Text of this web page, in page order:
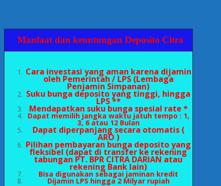
Manfaat dan keuntungan Deposito Citra
Cara investasi yang aman karena dijamin
oleh Pemerintah / LPS (Lembaga
Penjamin Simpanan)
Suku bunga deposito yang tinggi, hingga
LPS **
Mendapatkan suku bunga spesial rate *
Dapat memilih jangka waktu jatuh tempo : 1,
3, 6 atau 12 Bulan
Dapat diperpanjang secara otomatis (
ARO )
Pilihan pembayaran bunga deposito yang
fleksibel (dapat di transfer ke rekening
tabungan PT. BPR CITRA DARIAN atau
rekening Bank lain)
Bisa digunakan sebagai jaminan kredit
Dijamin LPS hingga 2 Milyar rupiah